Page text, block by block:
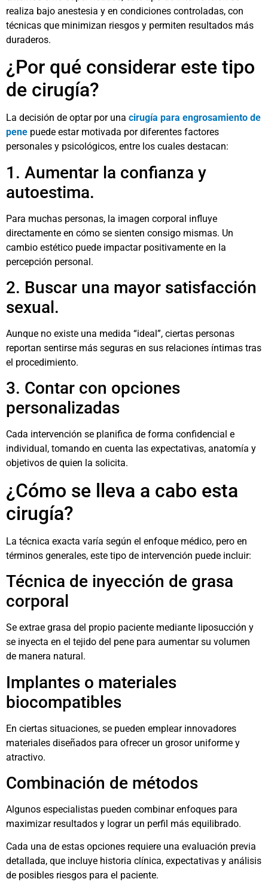
realiza bajo anestesia y en condiciones controladas, con
técnicas que minimizan riesgos y permiten resultados más
duraderos.
¿Por qué considerar este tipo
de cirugía?
La decisión de optar por una cirugía para engrosamiento de
pene puede estar motivada por diferentes factores
personales y psicológicos, entre los cuales destacan:
1. Aumentar la confianza y
autoestima.
Para muchas personas, la imagen corporal influye
directamente en cómo se sienten consigo mismas. Un
cambio estético puede impactar positivamente en la
percepción personal.
2. Buscar una mayor satisfacción
sexual.
Aunque no existe una medida “ideal”, ciertas personas
reportan sentirse más seguras en sus relaciones íntimas tras
el procedimiento.
3. Contar con opciones
personalizadas
Cada intervención se planifica de forma confidencial e
individual, tomando en cuenta las expectativas, anatomía y
objetivos de quien la solicita.
¿Cómo se lleva a cabo esta
cirugía?
La técnica exacta varía según el enfoque médico, pero en
términos generales, este tipo de intervención puede incluir:
Técnica de inyección de grasa
corporal
Se extrae grasa del propio paciente mediante liposucción y
se inyecta en el tejido del pene para aumentar su volumen
de manera natural.
Implantes o materiales
biocompatibles
En ciertas situaciones, se pueden emplear innovadores
materiales diseñados para ofrecer un grosor uniforme y
atractivo.
Combinación de métodos
Algunos especialistas pueden combinar enfoques para
maximizar resultados y lograr un perfil más equilibrado.
Cada una de estas opciones requiere una evaluación previa
detallada, que incluye historia clínica, expectativas y análisis
de posibles riesgos para el paciente.